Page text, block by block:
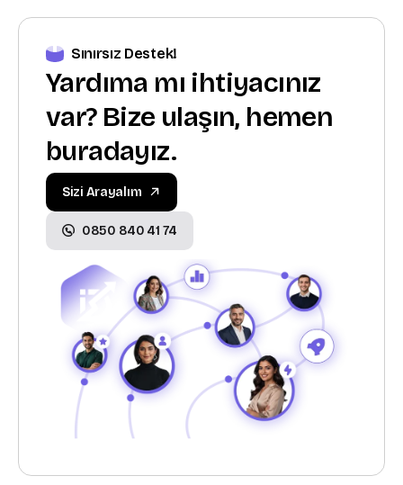
Sınırsız Destek!
Yardıma mı ihtiyacınız
var? Bize ulaşın, hemen
buradayız.
Sizi Arayalım
0850 840 41 74